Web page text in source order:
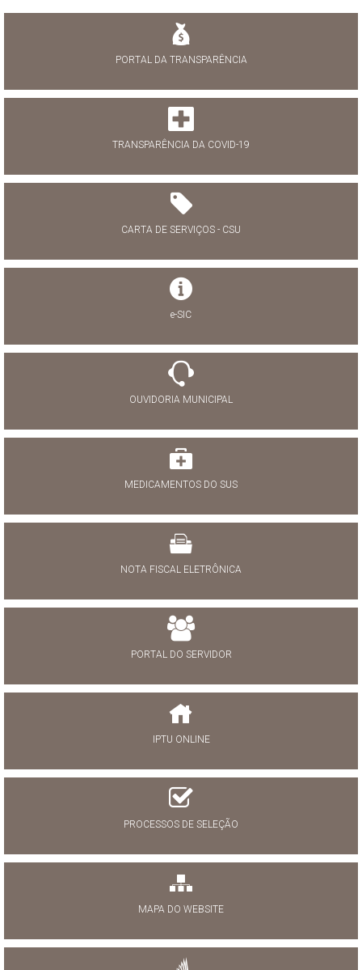
PORTAL DA TRANSPARÊNCIA
TRANSPARÊNCIA DA COVID-19
CARTA DE SERVIÇOS - CSU
e-SIC
OUVIDORIA MUNICIPAL
MEDICAMENTOS DO SUS
NOTA FISCAL ELETRÔNICA
PORTAL DO SERVIDOR
IPTU ONLINE
PROCESSOS DE SELEÇÃO
MAPA DO WEBSITE